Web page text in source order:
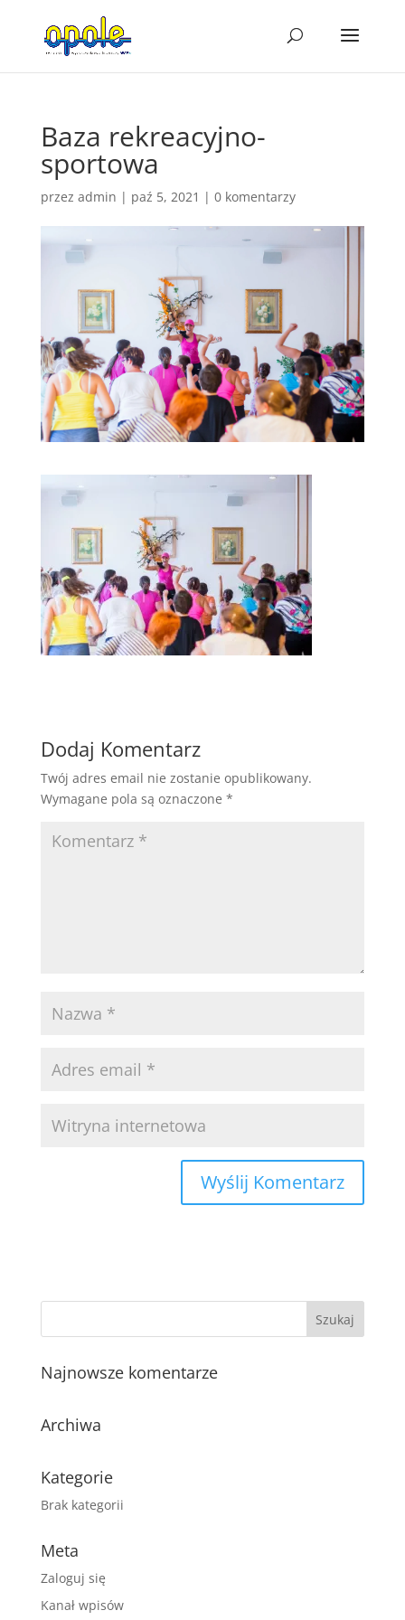
Baza rekreacyjno-
sportowa
przez admin | paź 5, 2021 | 0 komentarzy
Dodaj Komentarz
Twój adres email nie zostanie opublikowany.
Wymagane pola są oznaczone *
Najnowsze komentarze
Archiwa
Kategorie
Brak kategorii
Meta
Zaloguj się
Kanał wpisów